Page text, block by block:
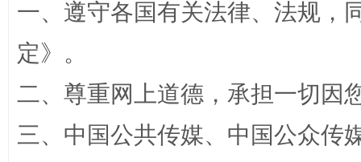
一、遵守各国有关法律、法规，
定》。
二、尊重网上道德，承担一切因
三、中国公共传媒、中国公众传